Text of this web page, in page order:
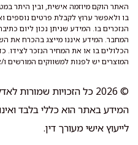
האתר הוקם מיוזמה אישית, ובין היתר
בו ולאפשר ערוץ לקבלת פרטים נוספים
הנזכרים בו. המידע שניתן נכון ליום
המחבר. המידע איננו מייצג בהכרח את
הכלולים בו או את המחיר הנזכר לצידו.
המוצרים יש לפנות למשווקים המורשים
© 2026 כל הזכויות שמורות לאדלר, ברגמן, גור ושות'
המידע באתר הוא כללי בלבד
לייעוץ אישי מעורך דין.